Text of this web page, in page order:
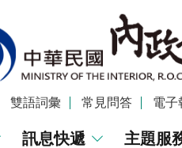
雙語詞彙 常見問答 電子
訊息快遞 主題服